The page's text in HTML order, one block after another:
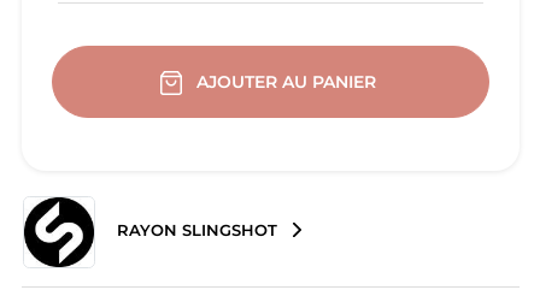
AJOUTER AU PANIER
RAYON SLINGSHOT